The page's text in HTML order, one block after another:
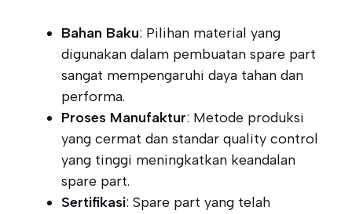
Bahan Baku: Pilihan material yang
digunakan dalam pembuatan spare part
sangat mempengaruhi daya tahan dan
performa.
Proses Manufaktur: Metode produksi
yang cermat dan standar quality control
yang tinggi meningkatkan keandalan
spare part.
Sertifikasi: Spare part yang telah